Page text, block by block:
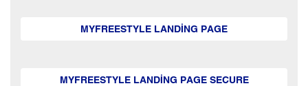
MYFREESTYLE LANDING PAGE
MYFREESTYLE LANDING PAGE SECURE